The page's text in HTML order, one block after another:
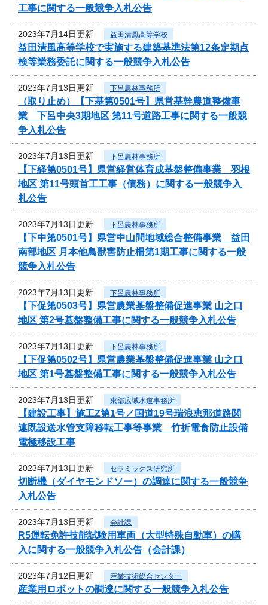
工事に関する一般競争入札公告
2023年7月14日更新 益田清風高等学校
益田清風高等学校で実施する建築基準法第12条定期点
検等業務委託に関する一般競争入札公告
2023年7月13日更新 下呂農林事務所
（取り止め）【下基第0501号】県営基幹農道整備事
業 下呂中央3期地区 第11号道路工事に関する一般競
争入札公告
2023年7月13日更新 下呂農林事務所
【下経第0501号】県営経営体育成基盤整備事業 羽根
地区 第11号頭首工工事（債務）に関する一般競争入
札公告
2023年7月13日更新 下呂農林事務所
【下中第0501号】県営中山間地域総合整備事業 益田
南部地区 月本他鳥獣害防止柵第1期工事に関する一般
競争入札公告
2023年7月13日更新 下呂農林事務所
【下促第0503号】県営農業基盤整備促進事業 山之口
地区 第2号基盤整備工事に関する一般競争入札公告
2023年7月13日更新 下呂農林事務所
【下促第0502号】県営農業基盤整備促進事業 山之口
地区 第1号基盤整備工事に関する一般競争入札公告
2023年7月13日更新 東部広域水道事務所
【建設工事】施工Z第1号／国道19号瑞浪恵那道路関
連既設送水管支障移転工事等事業 竹折電食防止設備
電極移設工事
2023年7月13日更新 セラミックス研究所
切断機（ダイヤモンドソー）の調達に関する一般競争
入札公告
2023年7月13日更新 会計課
R5運転免許技能試験用車両（大型特殊自動車）の購
入に関する一般競争入札公告（会計課）
2023年7月12日更新 産業技術総合センター
産業用ロボットの調達に関する一般競争入札公告